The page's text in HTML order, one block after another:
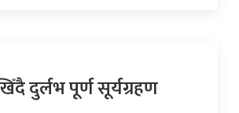
दुर्लभ पूर्ण सूर्यग्रहण